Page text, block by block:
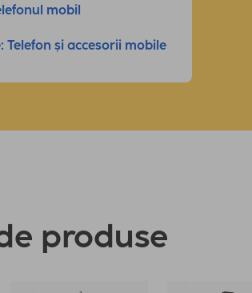
mobil
Telefon și accesorii mobile
produse